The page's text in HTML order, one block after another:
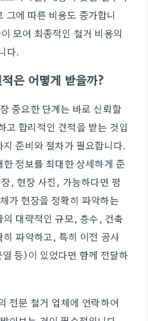
그에 따른 비용도 증가합니
모여 최종적인 철거 비용의
다.
은 어떻게 받을까?
중요한 단계는 바로 신뢰할
고 합리적인 견적을 받는 것입
준비와 절차가 필요합니다.
정보를 최대한 상세하게 준
, 현장 사진, 가능하다면 평
가 현장을 정확히 파악하는
대략적인 규모, 층수, 건축
파악하고, 특히 이전 공사
등)이 있었다면 함께 전달하
전문 철거 업체에 연락하여